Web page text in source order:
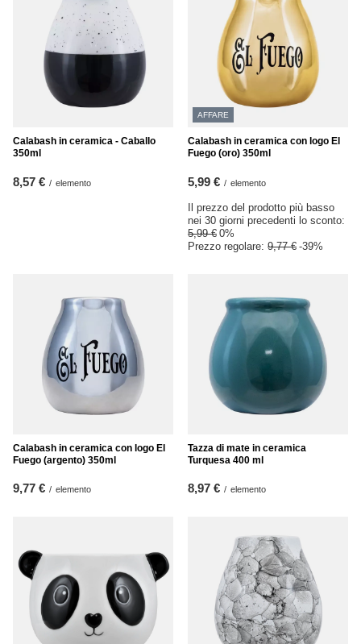
Calabash in ceramica - Caballo
350ml
8,57 € / elemento
AFFARE
Calabash in ceramica con logo El
Fuego (oro) 350ml
5,99 € / elemento
Il prezzo del prodotto più basso
nei 30 giorni precedenti lo sconto:
5,99 € 0%
Prezzo regolare: 9,77 € -39%
Calabash in ceramica con logo El
Fuego (argento) 350ml
9,77 € / elemento
Tazza di mate in ceramica
Turquesa 400 ml
8,97 € / elemento